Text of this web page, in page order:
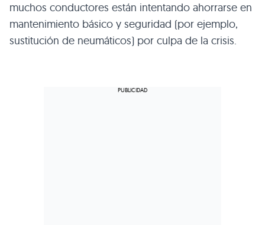
muchos conductores están intentando ahorrarse en
mantenimiento básico y seguridad (por ejemplo,
sustitución de neumáticos) por culpa de la crisis.